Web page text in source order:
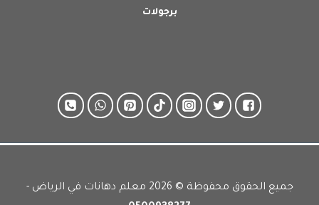
برجولات
جميع الحقوق محفوظة © 2026 معلم دهانات في الرياض -